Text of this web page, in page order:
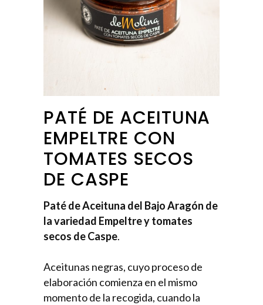
PATÉ DE ACEITUNA
EMPELTRE CON
TOMATES SECOS
DE CASPE
Paté de Aceituna del Bajo Aragón de
la variedad Empeltre y tomates
secos de Caspe.
Aceitunas negras, cuyo proceso de
elaboración comienza en el mismo
momento de la recogida, cuando la